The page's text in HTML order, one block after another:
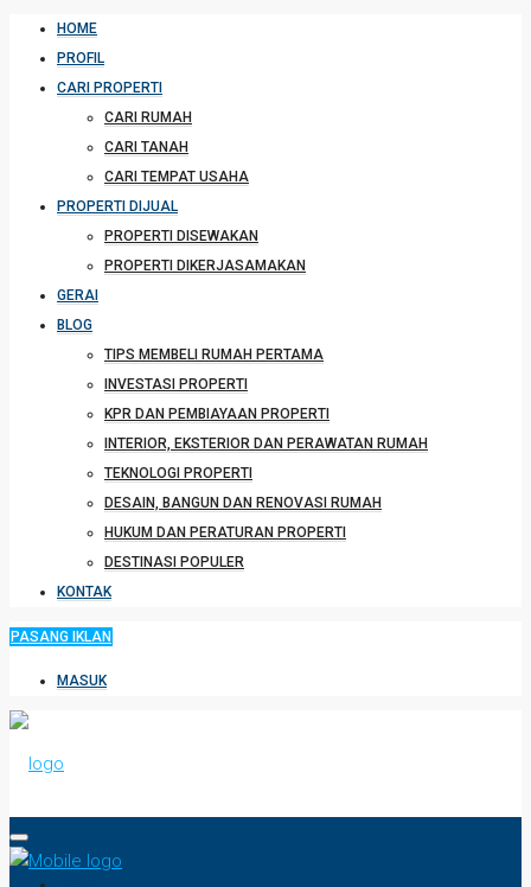
HOME
PROFIL
CARI PROPERTI
CARI RUMAH
CARI TANAH
CARI TEMPAT USAHA
PROPERTI DIJUAL
PROPERTI DISEWAKAN
PROPERTI DIKERJASAMAKAN
GERAI
BLOG
TIPS MEMBELI RUMAH PERTAMA
INVESTASI PROPERTI
KPR DAN PEMBIAYAAN PROPERTI
INTERIOR, EKSTERIOR DAN PERAWATAN RUMAH
TEKNOLOGI PROPERTI
DESAIN, BANGUN DAN RENOVASI RUMAH
HUKUM DAN PERATURAN PROPERTI
DESTINASI POPULER
KONTAK
PASANG IKLAN
MASUK